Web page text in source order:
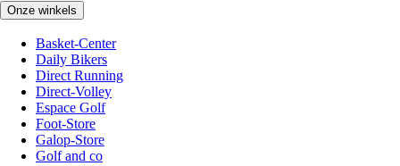
Onze winkels
Basket-Center
Daily Bikers
Direct Running
Direct-Volley
Espace Golf
Foot-Store
Galop-Store
Golf and co